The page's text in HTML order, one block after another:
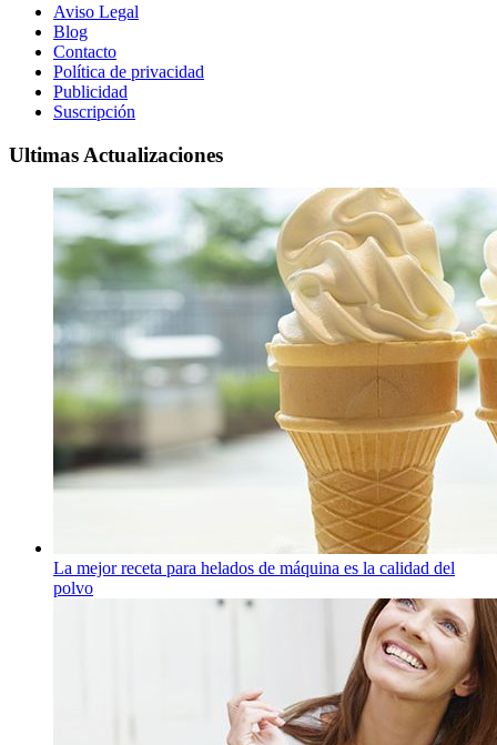
Aviso Legal
Blog
Contacto
Política de privacidad
Publicidad
Suscripción
Ultimas Actualizaciones
La mejor receta para helados de máquina es la calidad del
polvo